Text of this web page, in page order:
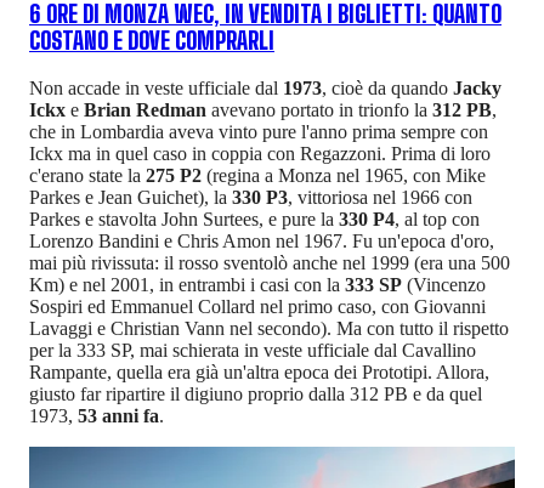
6 ORE DI MONZA WEC, IN VENDITA I BIGLIETTI: QUANTO
COSTANO E DOVE COMPRARLI
Non accade in veste ufficiale dal 1973, cioè da quando Jacky
Ickx e Brian Redman avevano portato in trionfo la 312 PB,
che in Lombardia aveva vinto pure l'anno prima sempre con
Ickx ma in quel caso in coppia con Regazzoni. Prima di loro
c'erano state la 275 P2 (regina a Monza nel 1965, con Mike
Parkes e Jean Guichet), la 330 P3, vittoriosa nel 1966 con
Parkes e stavolta John Surtees, e pure la 330 P4, al top con
Lorenzo Bandini e Chris Amon nel 1967. Fu un'epoca d'oro,
mai più rivissuta: il rosso sventolò anche nel 1999 (era una 500
Km) e nel 2001, in entrambi i casi con la 333 SP (Vincenzo
Sospiri ed Emmanuel Collard nel primo caso, con Giovanni
Lavaggi e Christian Vann nel secondo). Ma con tutto il rispetto
per la 333 SP, mai schierata in veste ufficiale dal Cavallino
Rampante, quella era già un'altra epoca dei Prototipi. Allora,
giusto far ripartire il digiuno proprio dalla 312 PB e da quel
1973, 53 anni fa.